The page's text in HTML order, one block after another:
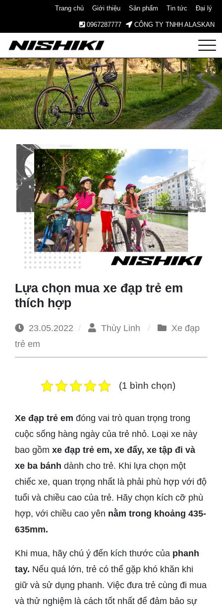
Trang chủ Giới thiệu Sản phẩm Tin tức Đại lý
0967287777 CÔNG TY TNHH ALASKAN
Nishiki
– Xe
Đạp
Nhật
Bản –
Since
1965
Lựa chọn mua xe đạp trẻ em
thích hợp
23.05.2022 Thùy Linh
Xe đạp
trẻ em
(1 bình chọn)
Xe đạp trẻ em đóng vai trò quan trọng trong
cuộc sống hàng ngày của trẻ nhỏ. Loại xe này
bao gồm xe đạp trẻ em, xe đẩy, xe tập đi và
xe ba bánh dành cho trẻ. Khi lựa chọn một
chiếc xe, quan trọng nhất là phải phù hợp với độ
tuổi và chiều cao của trẻ. Hãy chọn kích cỡ phù
hợp, với chiều cao yên nằm trong khoảng 435-
635mm.
Khi mua, hãy chú ý đến kích thước của phanh
tay. Nếu quá lớn, trẻ có thể gặp khó khăn khi
giữ và sử dụng phanh. Việc đưa trẻ cùng đi mua
và thử nghiệm là cách tốt nhất để đảm bảo sự